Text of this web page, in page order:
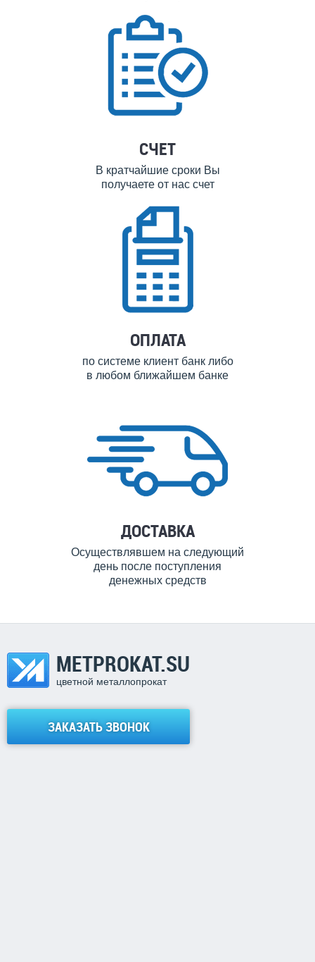
СЧЕТ
В кратчайшие сроки Вы
получаете от нас счет
ОПЛАТА
по системе клиент банк либо
в любом ближайшем банке
ДОСТАВКА
Осуществлявшем на следующий
день после поступления
денежных средств
METPROKAT.SU
цветной металлопрокат
ЗАКАЗАТЬ ЗВОНОК